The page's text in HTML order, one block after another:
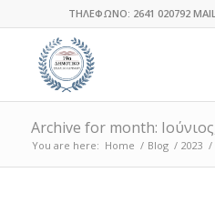
ΤΗΛΕΦΩΝΟ: 2641 020792
Archive for month:
You are here: Home / Blog / 2023 /